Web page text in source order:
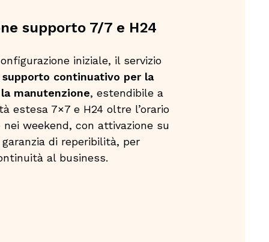
supporto 7/7 e H24
iniziale, il servizio
supporto continuativo per la
manutenzione, estendibile a
estesa 7×7 e H24 oltre l’orario
nei weekend, conattivazione su
di reperibilità, per
al business.